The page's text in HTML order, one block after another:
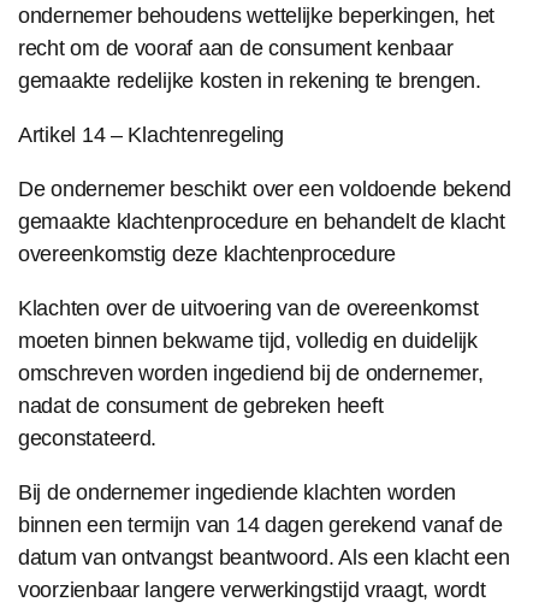
ondernemer behoudens wettelijke beperkingen, het
recht om de vooraf aan de consument kenbaar
gemaakte redelijke kosten in rekening te brengen.
Artikel 14 – Klachtenregeling
De ondernemer beschikt over een voldoende bekend
gemaakte klachtenprocedure en behandelt de klacht
overeenkomstig deze klachtenprocedure
Klachten over de uitvoering van de overeenkomst
moeten binnen bekwame tijd, volledig en duidelijk
omschreven worden ingediend bij de ondernemer,
nadat de consument de gebreken heeft
geconstateerd.
Bij de ondernemer ingediende klachten worden
binnen een termijn van 14 dagen gerekend vanaf de
datum van ontvangst beantwoord. Als een klacht een
voorzienbaar langere verwerkingstijd vraagt, wordt